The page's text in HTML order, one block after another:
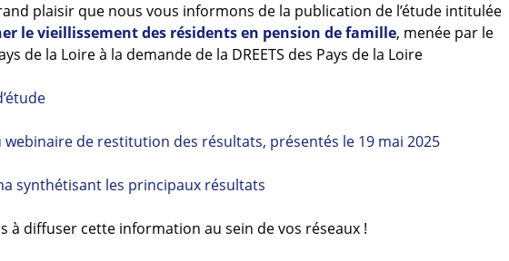
plaisir que nous vous informons de la publication de l’étude intitulée
le vieillissement des résidents en pension de famille, menée par le
de la Loire à la demande de la DREETS des Pays de la Loire
webinaire de restitution des résultats, présentés le 19 mai 2025
synthétisant les principaux résultats
à diffuser cette information au sein de vos réseaux !